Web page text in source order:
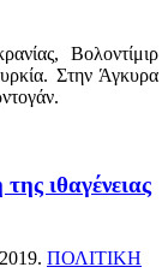
Βολοντίμιρ
Στην Άγκυρα
ιθαγένειας
. ΠΟΛΙΤΙΚΗ